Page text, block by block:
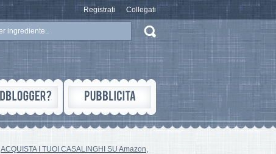
Registrati Collegati
ACQUISTA I TUOI CASALINGHI SU Amazon,